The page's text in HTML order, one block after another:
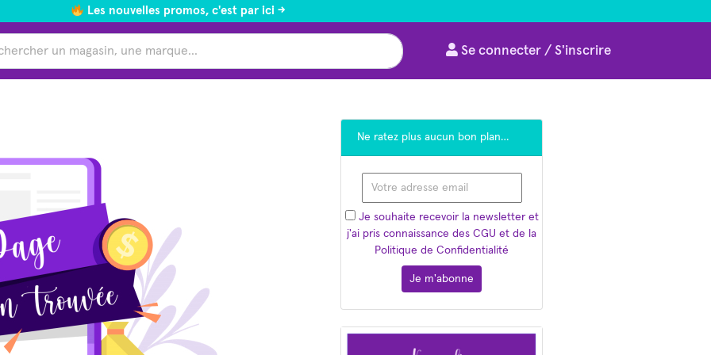
Les nouvelles promos, c'est par ici ->
Se connecter / S'inscrire
Ne ratez plus aucun bon plan…
Je souhaite recevoir la newsletter et
j'ai pris connaissance des CGU et de la
Politique de Confidentialité